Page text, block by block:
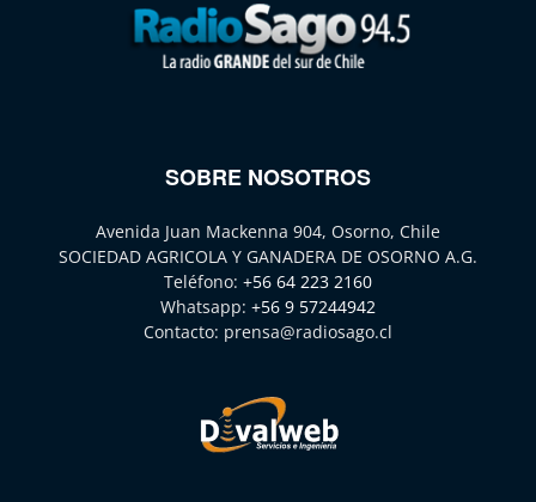
SOBRE NOSOTROS
Avenida Juan Mackenna 904, Osorno, Chile
SOCIEDAD AGRICOLA Y GANADERA DE OSORNO A.G.
Teléfono: +56 64 223 2160
Whatsapp: +56 9 57244942
Contacto: prensa@radiosago.cl